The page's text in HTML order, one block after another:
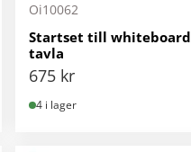
Oi10062
Startset till whiteboard
tavla
675 kr
4 i lager